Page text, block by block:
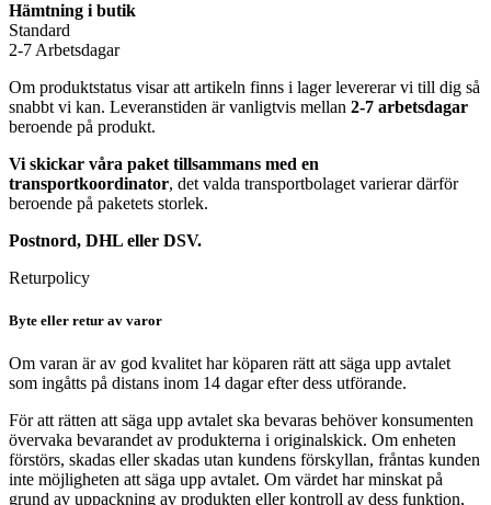
Hämtning i butik
Standard
2-7 Arbetsdagar
Om produktstatus visar att artikeln finns i lager levererar vi till dig så
snabbt vi kan. Leveranstiden är vanligtvis mellan 2-7 arbetsdagar
beroende på produkt.
Vi skickar våra paket tillsammans med en
transportkoordinator, det valda transportbolaget varierar därför
beroende på paketets storlek.
Postnord, DHL eller DSV.
Returpolicy
Byte eller retur av varor
Om varan är av god kvalitet har köparen rätt att säga upp avtalet
som ingåtts på distans inom 14 dagar efter dess utförande.
För att rätten att säga upp avtalet ska bevaras behöver konsumenten
övervaka bevarandet av produkterna i originalskick. Om enheten
förstörs, skadas eller skadas utan kundens förskyllan, fråntas kunden
inte möjligheten att säga upp avtalet. Om värdet har minskat på
grund av uppackning av produkten eller kontroll av dess funktion,